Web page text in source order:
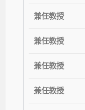
兼任教授
兼任教授
兼任教授
兼任教授